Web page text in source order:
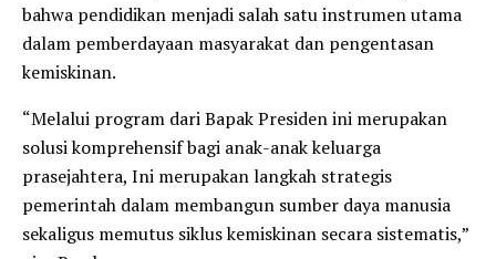
bahwa pendidikan menjadi salah satu instrumen utama
dalam pemberdayaan masyarakat dan pengentasan
kemiskinan.
“Melalui program dari Bapak Presiden ini merupakan
solusi komprehensif bagi anak-anak keluarga
prasejahtera, Ini merupakan langkah strategis
pemerintah dalam membangun sumber daya manusia
sekaligus memutus siklus kemiskinan secara sistematis,”